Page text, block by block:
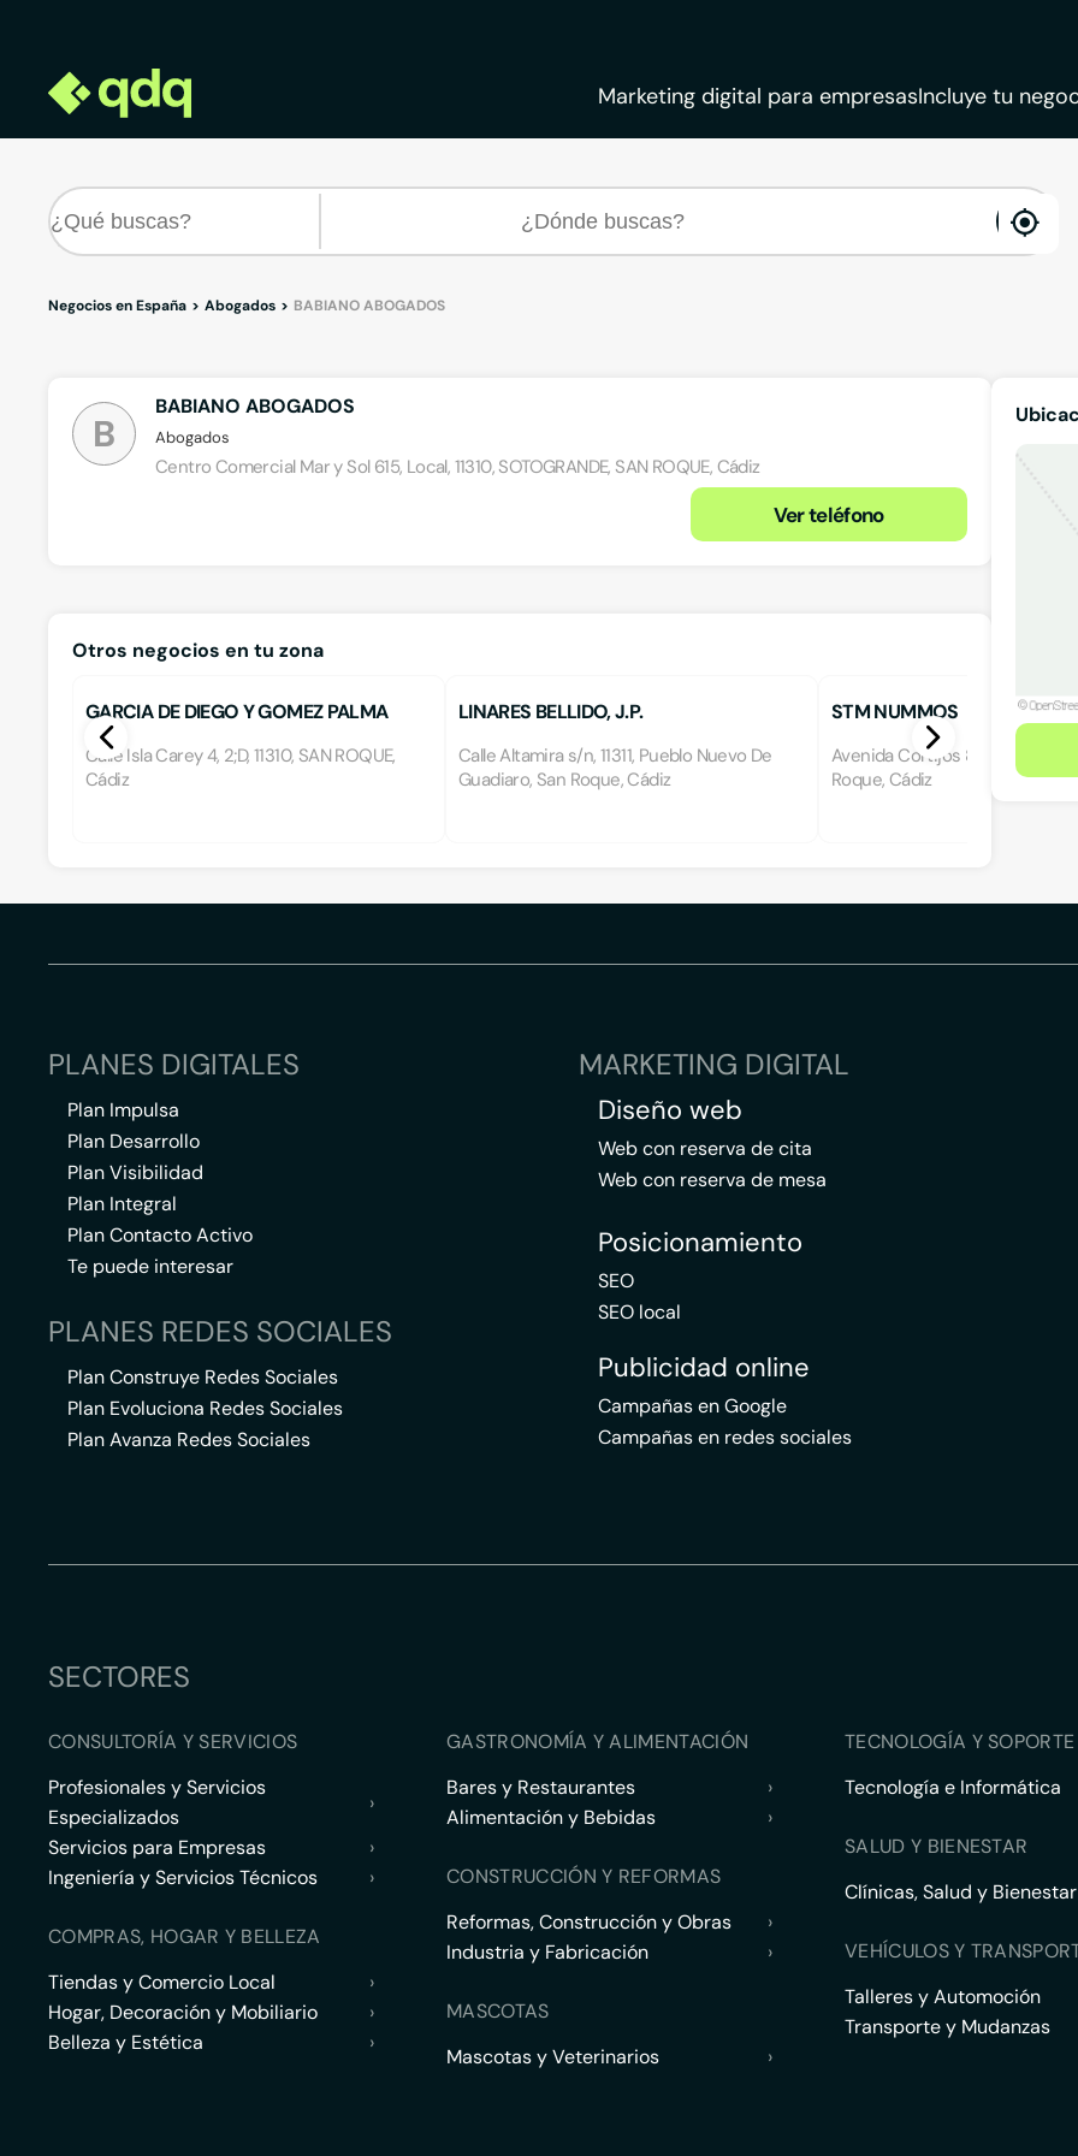
Marketing digital para empresasIncluye tu
Negocios en España Abogados BABIANO ABOGADOS
B
BABIANO ABOGADOS
Abogados
Centro Comercial Mar y Sol 615, Local, 11310, SOTOGRANDE, SAN ROQUE, Cádiz
Ver teléfono
Otros negocios en tu zona
GARCIA DE DIEGO Y GOMEZ PALMA
ABOGADOS S.L.
Calle Isla Carey 4, 2;D, 11310, SAN ROQUE,
Cádiz
LINARES BELLIDO, J.P.
Calle Altamira s/n, 11311, Pueblo Nuevo De
Guadiaro, San Roque, Cádiz
STM NUMMOS
Avenida Cortijos 8, 11310,
Roque, Cádiz
PLANES DIGITALES
Plan Impulsa
Plan Desarrollo
Plan Visibilidad
Plan Integral
Plan Contacto Activo
Te puede interesar
PLANES REDES SOCIALES
Plan Construye Redes Sociales
Plan Evoluciona Redes Sociales
Plan Avanza Redes Sociales
MARKETING DIGITAL
Diseño web
Web con reserva de cita
Web con reserva de mesa
Posicionamiento
SEO
SEO local
Publicidad online
Campañas en Google
Campañas en redes sociales
SECTORES
CONSULTORÍA Y SERVICIOS
Profesionales y Servicios
Especializados
›
Servicios para Empresas
›
Ingeniería y Servicios Técnicos
›
COMPRAS, HOGAR Y BELLEZA
Tiendas y Comercio Local
›
Hogar, Decoración y Mobiliario
›
Belleza y Estética
›
GASTRONOMÍA Y ALIMENTACIÓN
Bares y Restaurantes
›
Alimentación y Bebidas
›
CONSTRUCCIÓN Y REFORMAS
Reformas, Construcción y Obras
›
Industria y Fabricación
›
MASCOTAS
Mascotas y Veterinarios
›
TECNOLOGÍA Y
Tecnología e Informática
SALUD Y BIENESTAR
Clínicas, Salud y Bienestar
VEHÍCULOS Y
Talleres y Automoción
Transporte y Mudanzas